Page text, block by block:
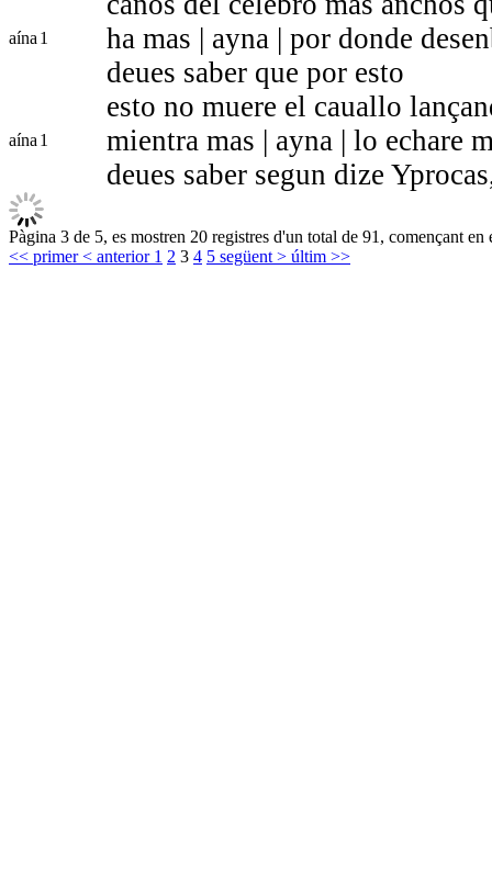
aína 1
ha mas | ayna | por donde
deues saber que por esto
aína 1
esto no muere el cauallo
mientra mas | ayna | lo echare
deues saber segun dize
Pàgina 3 de 5, es mostren 20 registres d'un total de 91, començant
<< primer< anterior 1 2 3 4 5 següent > últim >>